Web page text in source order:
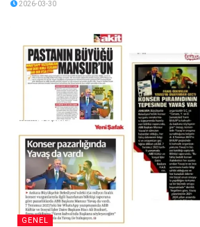
2026-03-30
GENEL